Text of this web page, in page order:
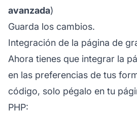
avanzada)
Guarda los cambios.
Integración de la página de
Ahora tienes que integrar la
en las preferencias de tus
código, solo pégalo en tu
PHP: